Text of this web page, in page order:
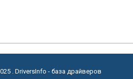
. DriversInfo - база драйверов